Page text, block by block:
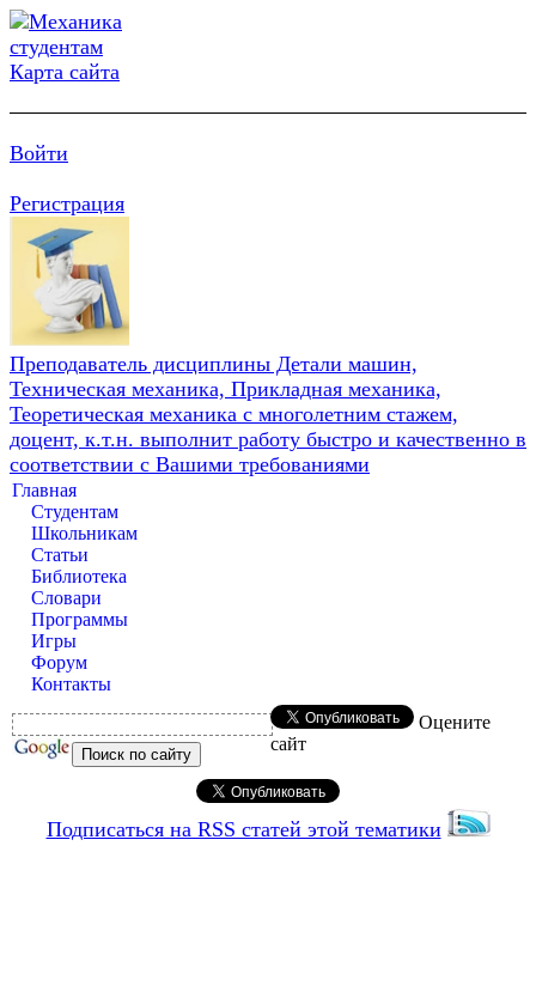
Карта сайта
Войти
Регистрация
Преподаватель дисциплины Детали машин,
Техническая механика, Прикладная механика,
Теоретическая механика с многолетним стажем,
доцент, к.т.н. выполнит работу быстро и качественно в
соответствии с Вашими требованиями
Главная
Студентам
Школьникам
Статьи
Библиотека
Словари
Программы
Игры
Форум
Контакты
Оцените
сайт
Подписаться на RSS статей этой тематики